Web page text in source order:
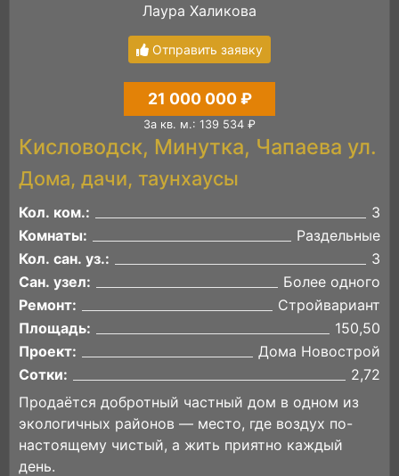
Лаура Халикова
Отправить заявку
21 000 000 ₽
За кв. м.: 139 534 ₽
Кисловодск, Минутка, Чапаева ул.
Дома, дачи, таунхаусы
Кол. ком.:
3
Комнаты:
Раздельные
Кол. сан. уз.:
3
Сан. узел:
Более одного
Ремонт:
Стройвариант
Площадь:
150,50
Проект:
Дома Новострой
Сотки:
2,72
Продаётся добротный частный дом в одном из
экологичных районов — место, где воздух по-
настоящему чистый, а жить приятно каждый
день.